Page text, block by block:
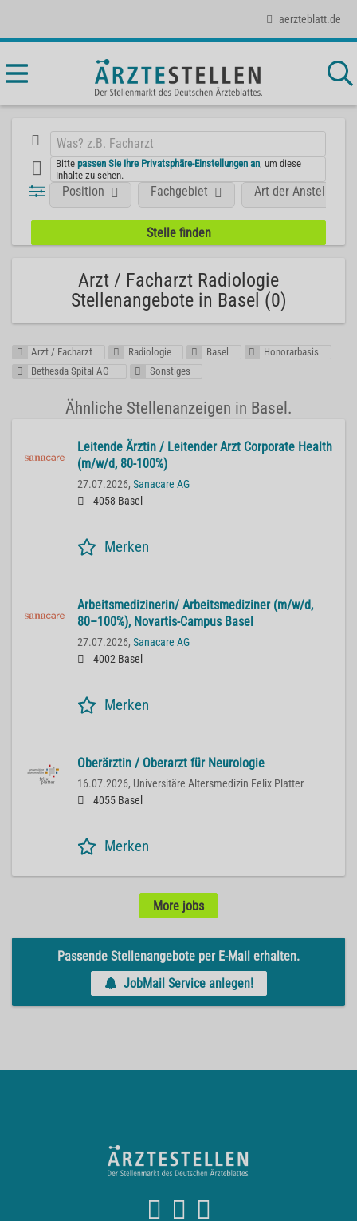
aerzteblatt.de
Bittepassen Sie Ihre Privatsphäre-Einstellungen an , um diese
Inhalte zu sehen.
Position Fachgebiet Art der Anstellung
Arzt / Facharzt Radiologie
Stellenangebote in Basel (0)
Arzt / Facharzt Radiologie Basel
Honorarbasis
Bethesda Spital AG
Sonstiges
Ähnliche Stellenanzeigen in Basel.
Lei­ten­de Ärz­tin / Lei­ten­der Arzt Cor­po­ra­te He­alth
(m/w/d, 80-100%)
27.07.2026, Sanacare AG
4058 Basel
Merken
Ar­beits­me­di­zi­ne­rin/ Ar­beits­me­di­zi­ner (m/w/d,
80–100%), No­var­tis-Cam­pus Basel
27.07.2026, Sanacare AG
4002 Basel
Merken
Oberärztin / Oberarzt für Neurologie
16.07.2026, Universitäre Altersmedizin Felix Platter
4055 Basel
Merken
More jobs
Passende Stellenangebote per E-Mail erhalten.
JobMail Service anlegen!